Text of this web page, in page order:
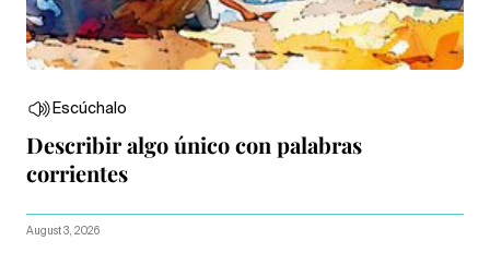
Escúchalo
Describir algo único con palabras
corrientes
August 3, 2026